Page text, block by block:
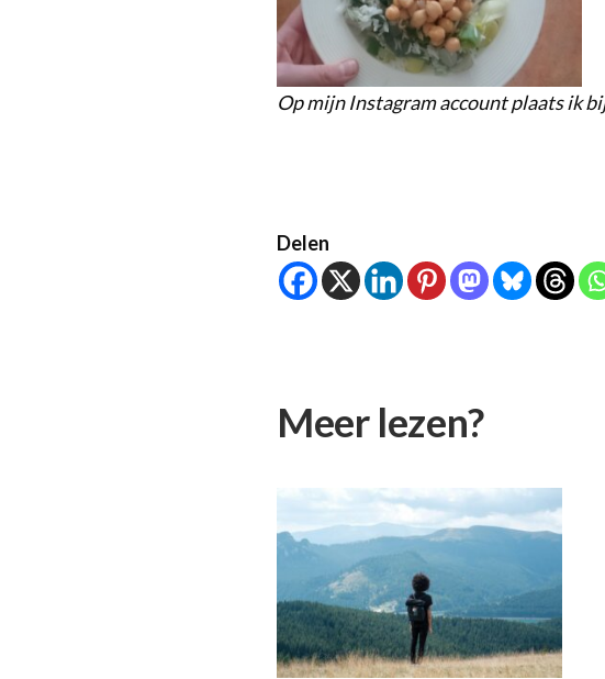
Op mijn Instagram account plaats ik
Delen
Meer lezen?